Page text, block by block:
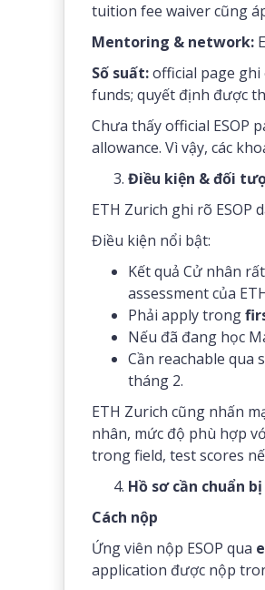
tuition fee waiver cũng
Mentoring & network:
Số suất:official page ghi
funds; quyết định được
Chưa thấy official ESOP
allowance. Vì vậy, các
Điều kiện & đối
ETH Zurich ghi rõ ESOP
Điều kiện nổi bật:
Kết quả Cử nhân
assessment của
Phải apply trong
Nếu đã đang học
Cần reachable qua
tháng 2.
ETH Zurich cũng nhấn
nhân, mức độ phù hợp
trong field, test scores
Hồ sơ cần chuẩn
Cách nộp
Ứng viên nộp ESOP qua
application được nộp